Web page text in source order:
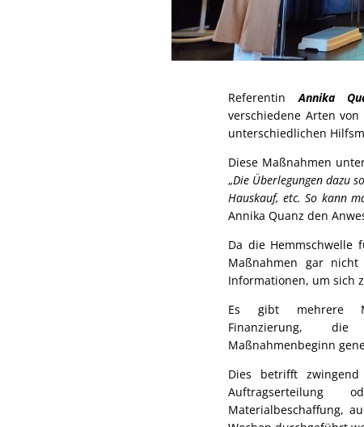
ReferentinAnnika
verschiedene Arten
unterschiedlichen
Diese Maßnahmen
„Die Überlegungen dazu
Hauskauf, etc. So kann
Annika Quanz den
Da die Hemmschwelle
Maßnahmen gar
Informationen, um sich
Es gibt mehrere
Finanzierung,
Maßnahmenbeginn
Dies betrifft
Materialbeschaffung,